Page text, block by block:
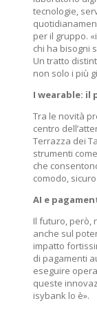
tecnologie,
per il gruppo.
chi ha bisogni
Un tratto
non solo i più
I wearable: il
Tra le novità
centro
Terrazza dei
strumenti
che
comodo,
AI e
Il futuro, però,
anche sul
impatto
di pagamenti
eseguire
queste
isybank lo è».